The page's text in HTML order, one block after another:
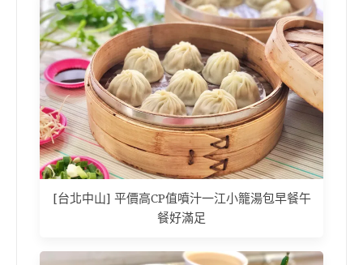
[台北中山] 平價高CP值噴汁一江小籠湯包早餐午
餐好滿足